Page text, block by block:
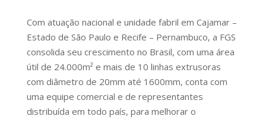
Com atuação nacional e unidade fabril em Cajamar –
Estado de São Paulo e Recife – Pernambuco, a FGS
consolida seu crescimento no Brasil, com uma área
útil de 24.000m² e mais de 10 linhas extrusoras
com diâmetro de 20mm até 1600mm, conta com
uma equipe comercial e de representantes
distribuída em todo país, para melhorar o